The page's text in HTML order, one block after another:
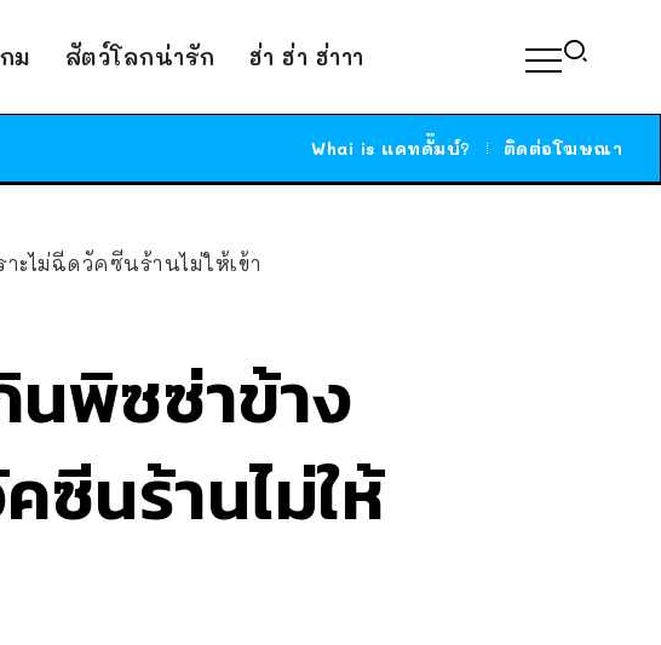
ม สัตว์โลกน่ารัก ฮ่า ฮ่า ฮ่าาา
Whai is แคทดั๊มบ์? ติดต่อโฆษณา
ไม่ฉีดวัคซีนร้านไม่ให้เข้า
นพิซซ่าข้าง
ซีนร้านไม่ให้